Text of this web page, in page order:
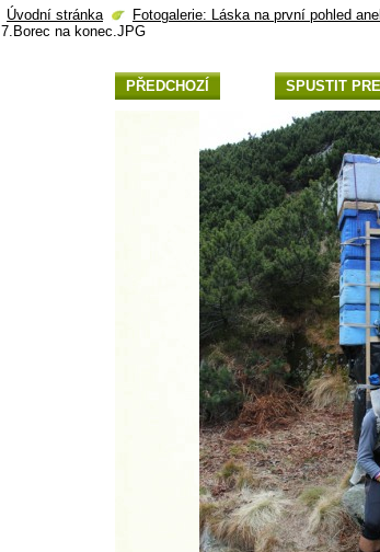
Úvodní stránka
Fotogalerie: Láska na první pohled
7.Borec na konec.JPG
PŘEDCHOZÍ SPUSTIT